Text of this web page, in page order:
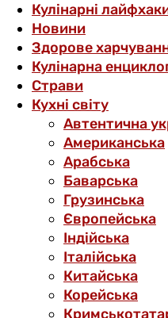
Кулінарні
Новини
Здорове
Кулінарна
Страви
Кухні світу
Автентична
Американська
Арабська
Баварська
Грузинська
Європейська
Індійська
Італійська
Китайська
Корейська